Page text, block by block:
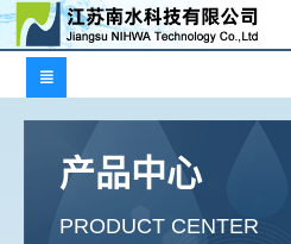

产品中心
PRODUCT CENTER